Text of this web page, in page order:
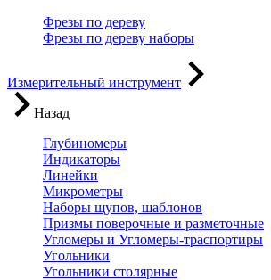
Фрезы по дереву
Фрезы по дереву наборы
Измерительный инструмент
Назад
Глубиномеры
Индикаторы
Линейки
Микрометры
Наборы щупов, шаблонов
Призмы поверочные и разметочные
Угломеры и Угломеры-траспортиры
Угольники
Угольники столярные